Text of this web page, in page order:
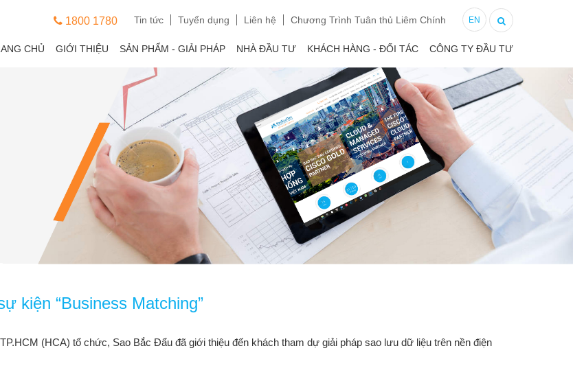
1800 1780 Tin tức Tuyển dụng Liên hệ Chương Trình Tuân thủ Liêm Chính EN
CHỦ GIỚI THIỆU SẢN PHẨM - GIẢI PHÁP NHÀ ĐẦU TƯ KHÁCH HÀNG - ĐỐI TÁC CÔNG TY ĐẦU TƯ
kiện “Business Matching”
(HCA) tổ chức, Sao Bắc Đẩu đã giới thiệu đến khách tham dự giải pháp sao lưu dữ liệu trên nền điện